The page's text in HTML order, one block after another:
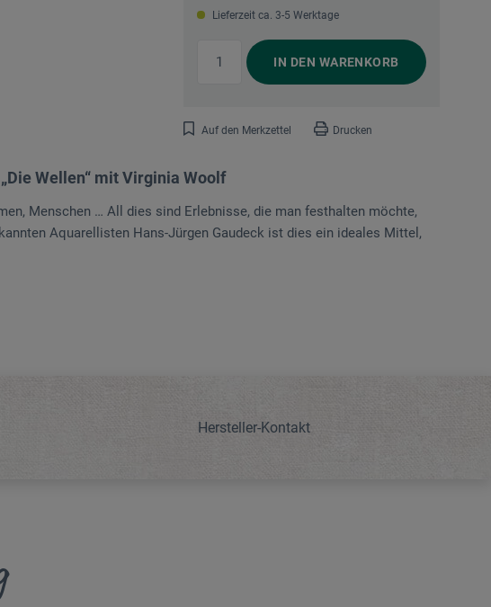
Lieferzeit ca. 3-5 Werktage
IN DEN WARENKORB
Auf den Merkzettel Drucken
Wellen“ mit Virginia Woolf
Menschen … All dies sind Erlebnisse, die man festhalten möchte,
Aquarellisten Hans-Jürgen Gaudeck ist dies ein ideales Mittel,
Hersteller-Kontakt